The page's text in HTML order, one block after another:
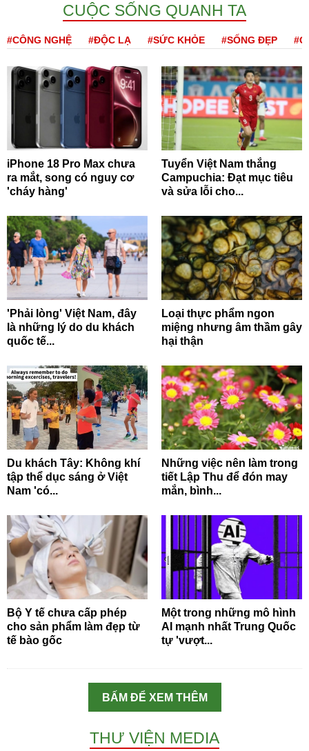
CUỘC SỐNG QUANH TA
#CÔNG NGHỆ #ĐỘC LẠ #SỨC KHỎE #SỐNG ĐẸP
iPhone 18 Pro Max chưa
ra mắt, song có nguy cơ
'cháy hàng'
Tuyển Việt Nam thắng
Campuchia: Đạt mục tiêu
và sửa lỗi cho...
'Phải lòng' Việt Nam, đây
là những lý do du khách
quốc tế...
Loại thực phẩm ngon
miệng nhưng âm thầm gây
hại thận
Du khách Tây: Không khí
tập thể dục sáng ở Việt
Nam 'có...
Những việc nên làm trong
tiết Lập Thu để đón may
mắn, bình...
Bộ Y tế chưa cấp phép
cho sản phẩm làm đẹp từ
tế bào gốc
Một trong những mô hình
AI mạnh nhất Trung Quốc
tự 'vượt...
BẤM ĐỂ XEM THÊM
THƯ VIỆN MEDIA